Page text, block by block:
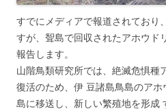
すでにメディアで報道されており
すが、聟島で回収されたアホウド
報告します。
山階鳥類研究所では、絶滅危惧種
復活のため、伊 豆諸島鳥島のア
島に移送し、新しい繁殖地を形成